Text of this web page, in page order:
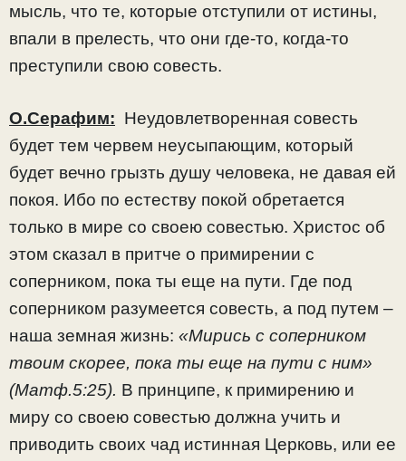
мысль, что те, которые отступили от истины,
впали в прелесть, что они где-то, когда-то
преступили свою совесть.
О.Серафим: Неудовлетворенная совесть
будет тем червем неусыпающим, который
будет вечно грызть душу человека, не давая ей
покоя. Ибо по естеству покой обретается
только в мире со своею совестью. Христос об
этом сказал в притче о примирении с
соперником, пока ты еще на пути. Где под
соперником разумеется совесть, а под путем –
наша земная жизнь: «Мирись с соперником
твоим скорее, пока ты еще на пути с ним»
(Матф.5:25). В принципе, к примирению и
миру со своею совестью должна учить и
приводить своих чад истинная Церковь, или ее